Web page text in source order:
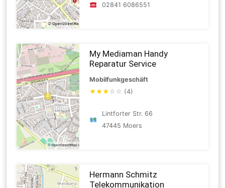
02841 6086551
My Mediaman Handy
Reparatur Service
Mobilfunkgeschäft
★★★ ☆ ☆ (4)
Lintforter Str. 66
47445 Moers
Hermann Schmitz
Telekommunikation